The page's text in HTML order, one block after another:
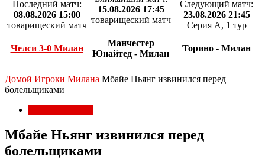
Последний матч:
08.08.2026 15:00
товарищеский матч
Челси 3-0 Милан
15.08.2026 17:45
товарищеский матч
Манчестер
Юнайтед - Милан
Следующий матч:
23.08.2026 21:45
Серия А, 1 тур
Торино - Милан
Домой Игроки Милана Мбайе Ньянг извинился перед
болельщиками
Мбайе Ньянг извинился перед
болельщиками